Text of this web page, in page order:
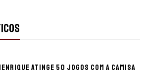
atinge 50 jogos com a camisa